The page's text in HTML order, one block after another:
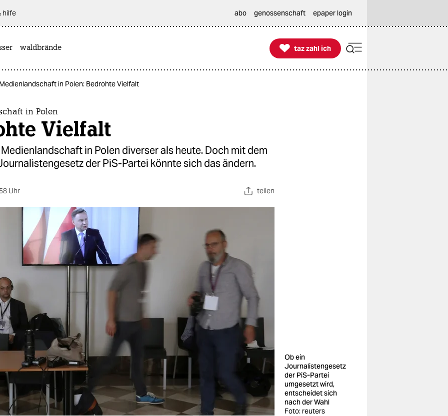
hilfe abo genossenschaft epaper login
waldbrände 
taz zahl ich
taz zahl ich
Medienlandschaft in Polen: Bedrohte Vielfalt
in Polen
Vielfalt
in Polen diverser als heute. Doch mit dem
der PiS-Partei könnte sich das ändern.
Uhr teilen
Ob ein
Journalistengesetz
der PiS-Partei
umgesetzt wird,
entscheidet sich
nach der Wahl
Foto: reuters